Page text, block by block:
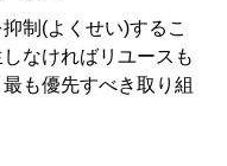
制(よくせい)するこ
なければリユースも
も優先すべき取り組